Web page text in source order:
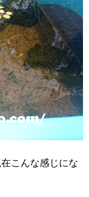
こんな感じにな